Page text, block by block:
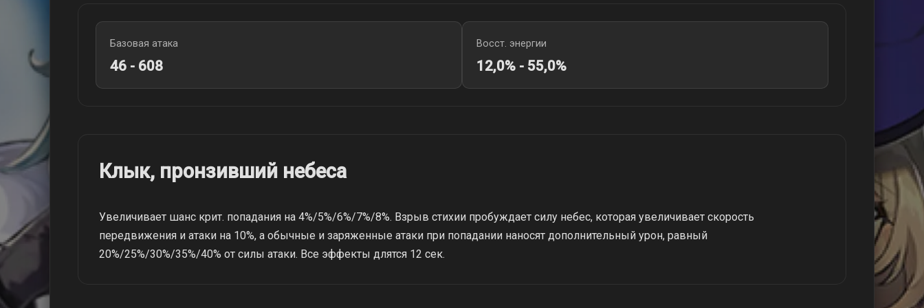
Базовая атака
46 - 608
Восст. энергии
12,0% - 55,0%
Клык, пронзивший небеса
Увеличивает шанс крит. попадания на 4%/5%/6%/7%/8%. Взрыв стихии пробуждает силу небес, которая увеличивает скорость
передвижения и атаки на 10%, а обычные и заряженные атаки при попадании наносят дополнительный урон, равный
20%/25%/30%/35%/40% от силы атаки. Все эффекты длятся 12 сек.